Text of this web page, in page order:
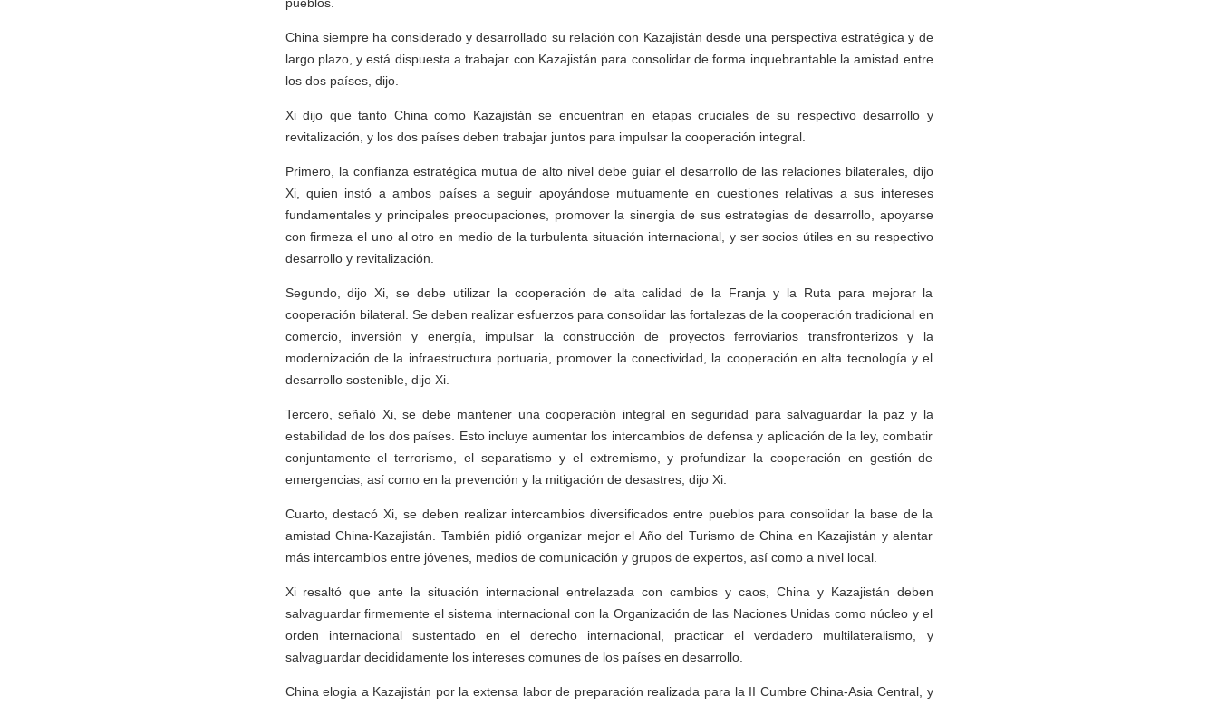
China siempre ha considerado y desarrollado su relación con Kazajistán desde una perspectiva estratégica y de
largo plazo, y está dispuesta a trabajar con Kazajistán para consolidar de forma inquebrantable la amistad entre
los dos países, dijo.
Xi dijo que tanto China como Kazajistán se encuentran en etapas cruciales de su respectivo desarrollo y
revitalización, y los dos países deben trabajar juntos para impulsar la cooperación integral.
Primero, la confianza estratégica mutua de alto nivel debe guiar el desarrollo de las relaciones bilaterales, dijo
Xi, quien instó a ambos países a seguir apoyándose mutuamente en cuestiones relativas a sus intereses
fundamentales y principales preocupaciones, promover la sinergia de sus estrategias de desarrollo, apoyarse
con firmeza el uno al otro en medio de la turbulenta situación internacional, y ser socios útiles en su respectivo
desarrollo y revitalización.
Segundo, dijo Xi, se debe utilizar la cooperación de alta calidad de la Franja y la Ruta para mejorar la
cooperación bilateral. Se deben realizar esfuerzos para consolidar las fortalezas de la cooperación tradicional en
comercio, inversión y energía, impulsar la construcción de proyectos ferroviarios transfronterizos y la
modernización de la infraestructura portuaria, promover la conectividad, la cooperación en alta tecnología y el
desarrollo sostenible, dijo Xi.
Tercero, señaló Xi, se debe mantener una cooperación integral en seguridad para salvaguardar la paz y la
estabilidad de los dos países. Esto incluye aumentar los intercambios de defensa y aplicación de la ley, combatir
conjuntamente el terrorismo, el separatismo y el extremismo, y profundizar la cooperación en gestión de
emergencias, así como en la prevención y la mitigación de desastres, dijo Xi.
Cuarto, destacó Xi, se deben realizar intercambios diversificados entre pueblos para consolidar la base de la
amistad China-Kazajistán. También pidió organizar mejor el Año del Turismo de China en Kazajistán y alentar
más intercambios entre jóvenes, medios de comunicación y grupos de expertos, así como a nivel local.
Xi resaltó que ante la situación internacional entrelazada con cambios y caos, China y Kazajistán deben
salvaguardar firmemente el sistema internacional con la Organización de las Naciones Unidas como núcleo y el
orden internacional sustentado en el derecho internacional, practicar el verdadero multilateralismo, y
salvaguardar decididamente los intereses comunes de los países en desarrollo.
China elogia a Kazajistán por la extensa labor de preparación realizada para la II Cumbre China-Asia Central, y